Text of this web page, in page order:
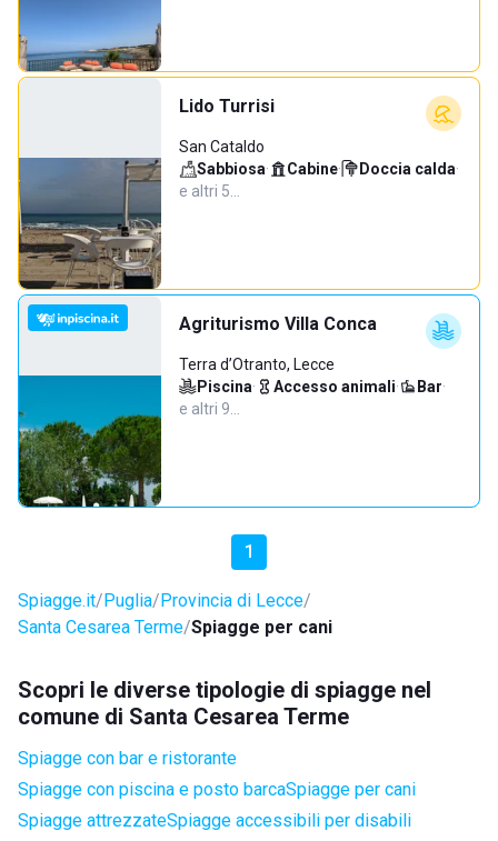
Lido Turrisi
San Cataldo
Sabbiosa· Cabine· Doccia calda·
e altri 5…
Agriturismo Villa Conca
Terra d’Otranto, Lecce
Piscina· Accesso animali· Bar·
e altri 9…
1
Spiagge.it Puglia Provincia di Lecce
Santa Cesarea Terme Spiagge per cani
Scopri le diverse tipologie di spiagge nel
comune di Santa Cesarea Terme
Spiagge con bar e ristorante
Spiagge con piscina e posto barcaSpiagge per cani
Spiagge attrezzateSpiagge accessibili per disabili